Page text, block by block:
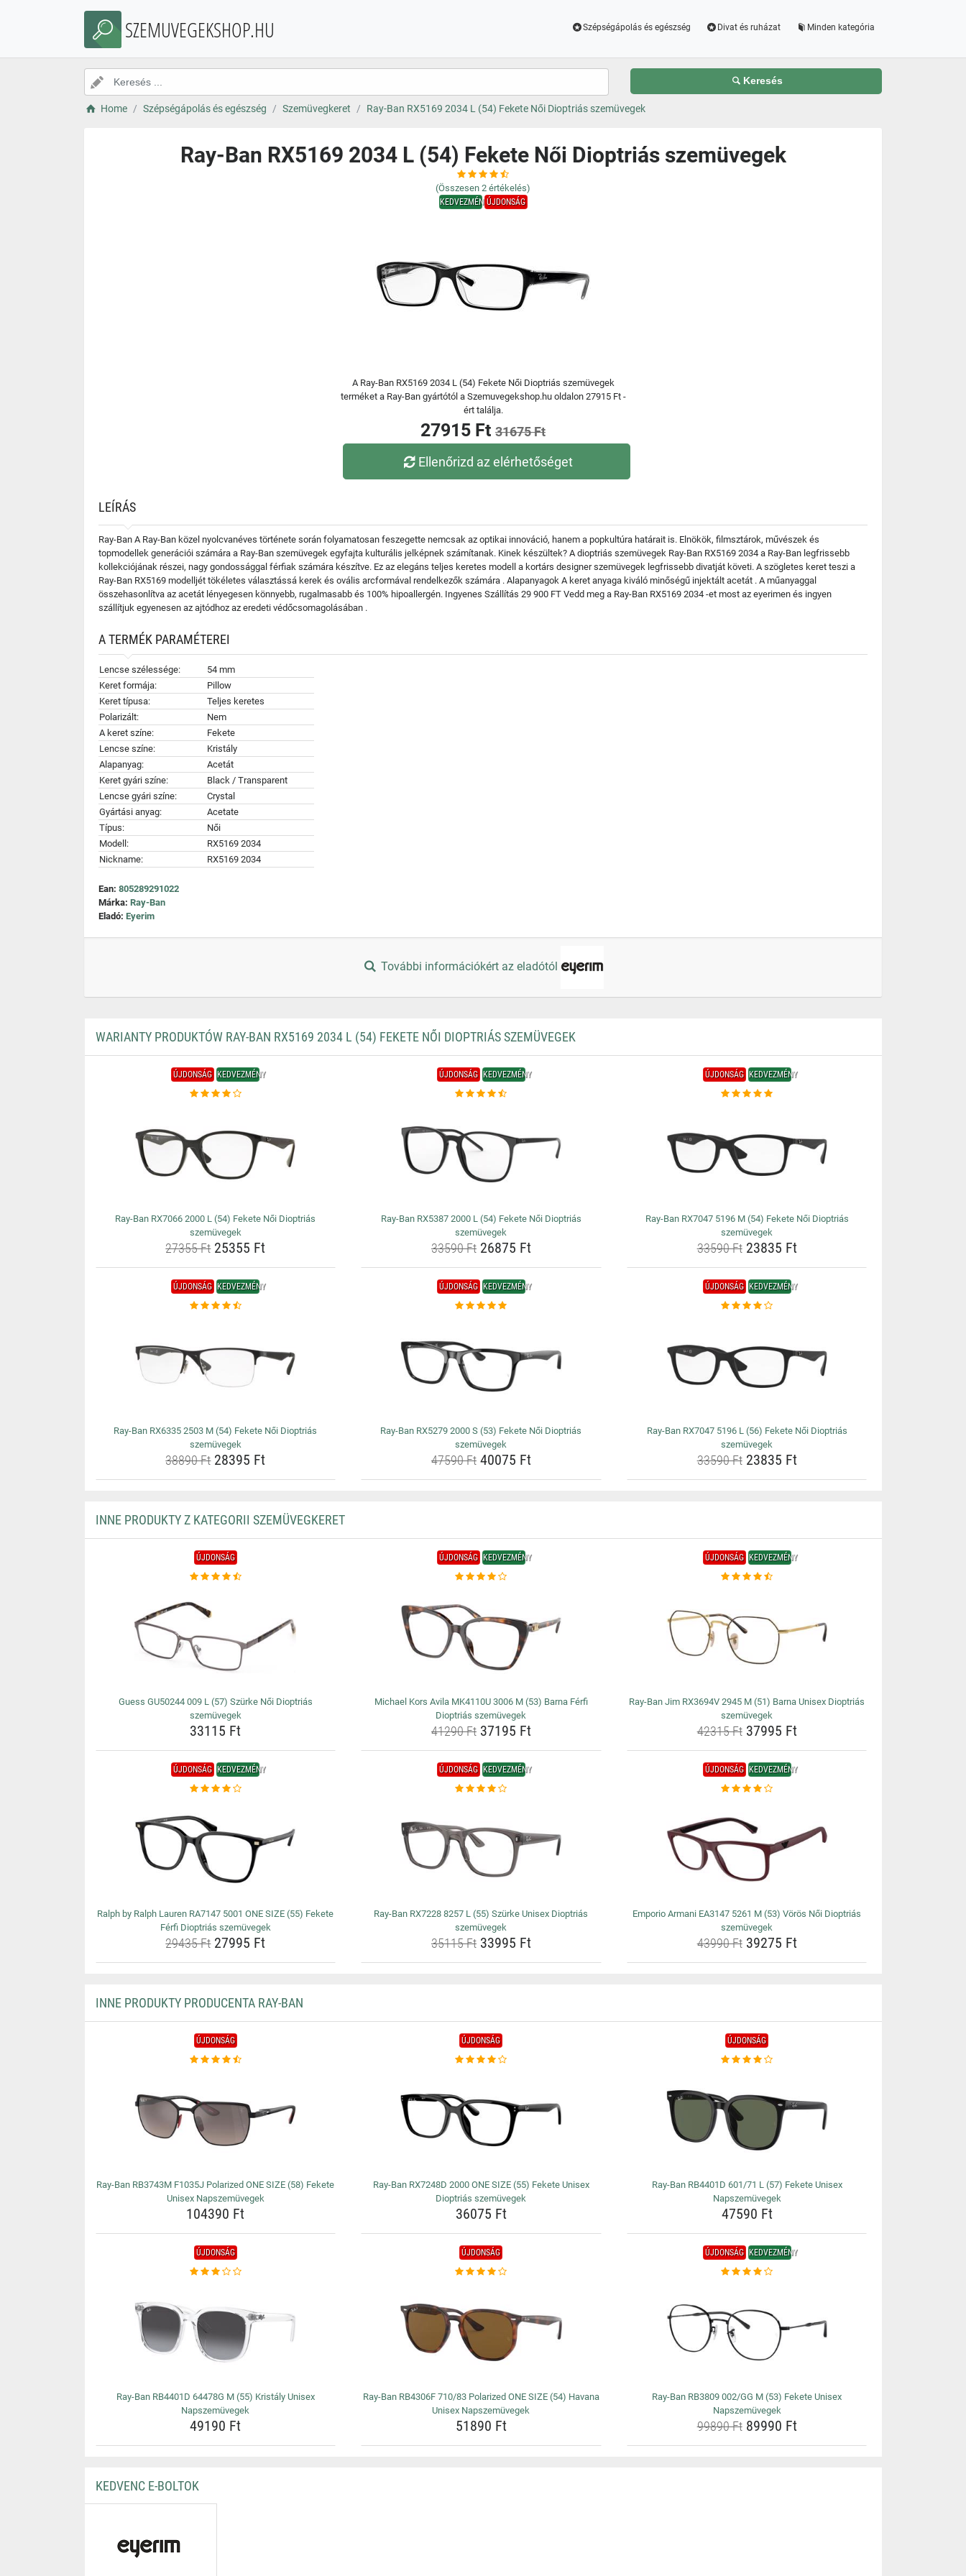
SZEMUVEGEKSHOP.HU Szépségápolás és egészség Divat és ruházat Minden kategória
Keresés
Home Szépségápolás és egészség Szemüvegkeret Ray-Ban RX5169 2034 L (54) Fekete Női Dioptriás szemüvegek
Ray-Ban RX5169 2034 L (54) Fekete Női Dioptriás szemüvegek
(Összesen 2 értékelés)
KEDVEZMÉNYÚJDONSÁG
A Ray-Ban RX5169 2034 L (54) Fekete Női Dioptriás szemüvegek
terméket a Ray-Ban gyártótól a Szemuvegekshop.hu oldalon 27915 Ft -
ért találja.
27915 Ft 31675 Ft
Ellenőrizd az elérhetőséget
LEÍRÁS
Ray-Ban A Ray-Ban közel nyolcvanéves története során folyamatosan feszegette nemcsak az optikai innováció, hanem a popkultúra határait is. Elnökök, filmsztárok, művészek és
topmodellek generációi számára a Ray-Ban szemüvegek egyfajta kulturális jelképnek számítanak. Kinek készültek? A dioptriás szemüvegek Ray-Ban RX5169 2034 a Ray-Ban legfrissebb
kollekciójának részei, nagy gondossággal férfiak számára készítve. Ez az elegáns teljes keretes modell a kortárs designer szemüvegek legfrissebb divatját követi. A szögletes keret teszi a
Ray-Ban RX5169 modelljét tökéletes választássá kerek és ovális arcformával rendelkezők számára . Alapanyagok A keret anyaga kiváló minőségű injektált acetát . A műanyaggal
összehasonlítva az acetát lényegesen könnyebb, rugalmasabb és 100% hipoallergén. Ingyenes Szállítás 29 900 FT Vedd meg a Ray-Ban RX5169 2034 -et most az eyerimen és ingyen
szállítjuk egyenesen az ajtódhoz az eredeti védőcsomagolásában .
A TERMÉK PARAMÉTEREI
Lencse szélessége:
54 mm
Keret formája:
Pillow
Keret típusa:
Teljes keretes
Polarizált:
Nem
A keret színe:
Fekete
Lencse színe:
Kristály
Alapanyag:
Acetát
Keret gyári színe:
Black / Transparent
Lencse gyári színe:
Crystal
Gyártási anyag:
Acetate
Típus:
Női
Modell:
RX5169 2034
Nickname:
RX5169 2034
Ean: 805289291022
Márka: Ray-Ban
Eladó: Eyerim
További információkért az eladótól
WARIANTY PRODUKTÓW RAY-BAN RX5169 2034 L (54) FEKETE NŐI DIOPTRIÁS SZEMÜVEGEK
ÚJDONSÁG KEDVEZMÉNY
Ray-Ban RX7066 2000 L (54) Fekete Női Dioptriás
szemüvegek
27355 Ft25355 Ft
ÚJDONSÁG KEDVEZMÉNY
Ray-Ban RX5387 2000 L (54) Fekete Női Dioptriás
szemüvegek
33590 Ft26875 Ft
ÚJDONSÁG KEDVEZMÉNY
Ray-Ban RX7047 5196 M (54) Fekete Női Dioptriás
szemüvegek
33590 Ft23835 Ft
ÚJDONSÁG KEDVEZMÉNY
Ray-Ban RX6335 2503 M (54) Fekete Női Dioptriás
szemüvegek
38890 Ft28395 Ft
ÚJDONSÁG KEDVEZMÉNY
Ray-Ban RX5279 2000 S (53) Fekete Női Dioptriás
szemüvegek
47590 Ft40075 Ft
ÚJDONSÁG KEDVEZMÉNY
Ray-Ban RX7047 5196 L (56) Fekete Női Dioptriás
szemüvegek
33590 Ft23835 Ft
INNE PRODUKTY Z KATEGORII SZEMÜVEGKERET
ÚJDONSÁG
Guess GU50244 009 L (57) Szürke Női Dioptriás
szemüvegek
33115 Ft
ÚJDONSÁG KEDVEZMÉNY
Michael Kors Avila MK4110U 3006 M (53) Barna Férfi
Dioptriás szemüvegek
41290 Ft37195 Ft
ÚJDONSÁG KEDVEZMÉNY
Ray-Ban Jim RX3694V 2945 M (51) Barna Unisex Dioptriás
szemüvegek
42315 Ft37995 Ft
ÚJDONSÁG KEDVEZMÉNY
Ralph by Ralph Lauren RA7147 5001 ONE SIZE (55) Fekete
Férfi Dioptriás szemüvegek
29435 Ft27995 Ft
ÚJDONSÁG KEDVEZMÉNY
Ray-Ban RX7228 8257 L (55) Szürke Unisex Dioptriás
szemüvegek
35115 Ft33995 Ft
ÚJDONSÁG KEDVEZMÉNY
Emporio Armani EA3147 5261 M (53) Vörös Női Dioptriás
szemüvegek
43990 Ft39275 Ft
INNE PRODUKTY PRODUCENTA RAY-BAN
ÚJDONSÁG
Ray-Ban RB3743M F1035J Polarized ONE SIZE (58) Fekete
Unisex Napszemüvegek
104390 Ft
ÚJDONSÁG
Ray-Ban RX7248D 2000 ONE SIZE (55) Fekete Unisex
Dioptriás szemüvegek
36075 Ft
ÚJDONSÁG
Ray-Ban RB4401D 601/71 L (57) Fekete Unisex
Napszemüvegek
47590 Ft
ÚJDONSÁG
Ray-Ban RB4401D 64478G M (55) Kristály Unisex
Napszemüvegek
49190 Ft
ÚJDONSÁG
Ray-Ban RB4306F 710/83 Polarized ONE SIZE (54) Havana
Unisex Napszemüvegek
51890 Ft
ÚJDONSÁG KEDVEZMÉNY
Ray-Ban RB3809 002/GG M (53) Fekete Unisex
Napszemüvegek
99890 Ft89990 Ft
KEDVENC E-BOLTOK